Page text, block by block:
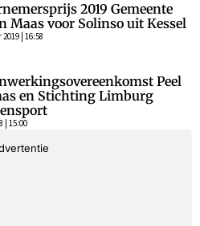
2019 Gemeente
Maas voor Solinso uit Kessel
| 16:58
Peel
en Stichting Limburg
| 15:00